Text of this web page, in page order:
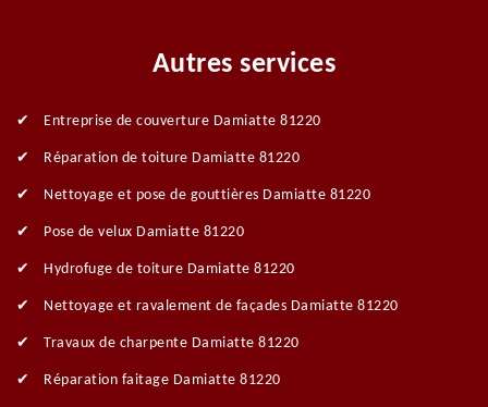
Autres services
Entreprise de couverture Damiatte 81220
Réparation de toiture Damiatte 81220
Nettoyage et pose de gouttières Damiatte 81220
Pose de velux Damiatte 81220
Hydrofuge de toiture Damiatte 81220
Nettoyage et ravalement de façades Damiatte 81220
Travaux de charpente Damiatte 81220
Réparation faitage Damiatte 81220